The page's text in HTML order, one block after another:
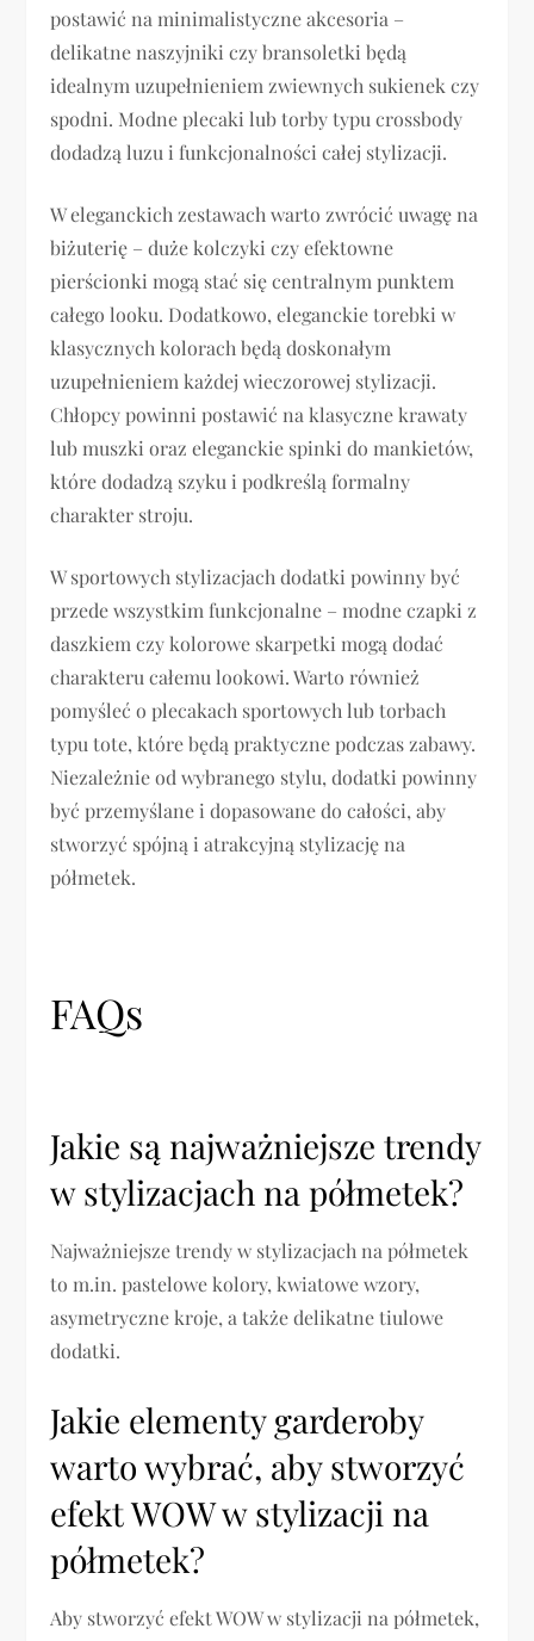
postawić na minimalistyczne akcesoria –
delikatne naszyjniki czy bransoletki będą
idealnym uzupełnieniem zwiewnych sukienek czy
spodni. Modne plecaki lub torby typu crossbody
dodadzą luzu i funkcjonalności całej stylizacji.
W eleganckich zestawach warto zwrócić uwagę na
biżuterię – duże kolczyki czy efektowne
pierścionki mogą stać się centralnym punktem
całego looku. Dodatkowo, eleganckie torebki w
klasycznych kolorach będą doskonałym
uzupełnieniem każdej wieczorowej stylizacji.
Chłopcy powinni postawić na klasyczne krawaty
lub muszki oraz eleganckie spinki do mankietów,
które dodadzą szyku i podkreślą formalny
charakter stroju.
W sportowych stylizacjach dodatki powinny być
przede wszystkim funkcjonalne – modne czapki z
daszkiem czy kolorowe skarpetki mogą dodać
charakteru całemu lookowi. Warto również
pomyśleć o plecakach sportowych lub torbach
typu tote, które będą praktyczne podczas zabawy.
Niezależnie od wybranego stylu, dodatki powinny
być przemyślane i dopasowane do całości, aby
stworzyć spójną i atrakcyjną stylizację na
półmetek.
FAQs
Jakie są najważniejsze trendy
w stylizacjach na półmetek?
Najważniejsze trendy w stylizacjach na półmetek
to m.in. pastelowe kolory, kwiatowe wzory,
asymetryczne kroje, a także delikatne tiulowe
dodatki.
Jakie elementy garderoby
warto wybrać, aby stworzyć
efekt WOW w stylizacji na
półmetek?
Aby stworzyć efekt WOW w stylizacji na półmetek,